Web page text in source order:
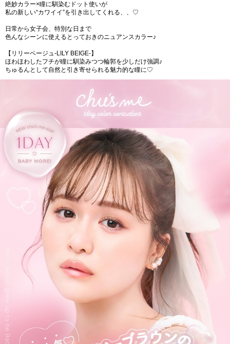
絶妙カラー×瞳に馴染むドット使いが
私の新しい“カワイイ”を引き出してくれる、、♡
日常から女子会、特別な日まで
色んなシーンに使えるとっておきのニュアンスカラー♪
【リリーベージュ-LILY BEIGE-】
ほわほわしたフチが瞳に馴染みつつ輪郭を少しだけ強調♪
ちゅるんとして自然と引き寄せられる魅力的な瞳に♡